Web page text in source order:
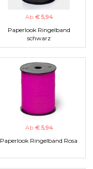
Ab € 5,94
Paperlook Ringelband
schwarz
Ab € 5,94
Paperlook Ringelband Rosa